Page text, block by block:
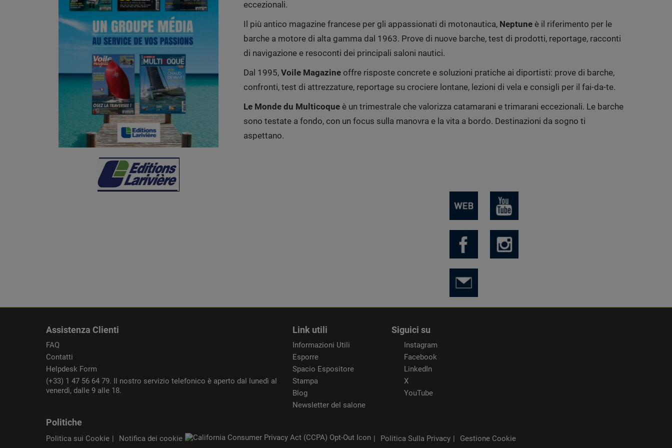
eccezionali.
Il più antico magazine francese per gli appassionati di motonautica, Neptuneè il riferimento per le
barche a motore di alta gamma dal 1963. Prove di nuove barche, test di prodotti, reportage, racconti
di navigazione e resoconti dei principali saloni nautici.
Dal 1995, Voile Magazineoffre risposte concrete e soluzioni pratiche ai diportisti: prove di barche,
confronti, test di attrezzature, reportage su crociere lontane, lezioni di vela e consigli per il fai-da-te.
Le Monde du Multicoqueè un trimestrale che valorizza catamarani e trimarani eccezionali. Le barche
sono testate a fondo, con un focus sulla manovra e la vita a bordo. Destinazioni da sogno ti
aspettano.
Assistenza Clienti
FAQ
Contatti
Helpdesk Form
(+33) 1 47 56 64 79. Il nostro servizio telefonico è aperto dal lunedì al
venerdì, dalle 9 alle 18.
Link utili
Informazioni Utili
Esporre
Spacio Espositore
Stampa
Blog
Newsletter del salone
Siguici su
Instagram
Facebook
LinkedIn
X
YouTube
Politiche
Politica sui Cookie Notifica dei cookie Politica Sulla Privacy Gestione Cookie